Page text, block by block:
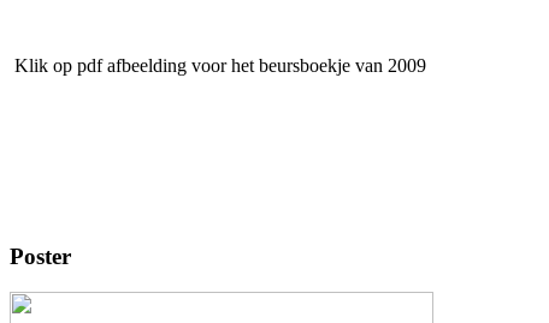
Klik op pdf afbeelding voor het beursboekje van 2009
Poster